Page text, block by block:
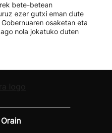
bete-betean
ezer gutxi eman dute
osaketan eta
nola jokatuko duten
Orain